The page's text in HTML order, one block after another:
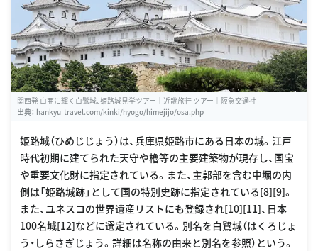
関西発 白亜に輝く白鷺城、姫路城見学ツアー｜近畿旅行 ツアー｜阪急交通社
出典： hankyu-travel.com/kinki/hyogo/himejijo/osa.php
姫路城（ひめじじょう）は、兵庫県姫路市にある日本の城。江戸
時代初期に建てられた天守や櫓等の主要建築物が現存し、国宝
や重要文化財に指定されている。また、主郭部を含む中堀の内
側は「姫路城跡」として国の特別史跡に指定されている[8][9]。
また、ユネスコの世界遺産リストにも登録され[10][11]、日本
100名城[12]などに選定されている。別名を白鷺城（はくろじょ
う・しらさぎじょう。詳細は名称の由来と別名を参照）という。